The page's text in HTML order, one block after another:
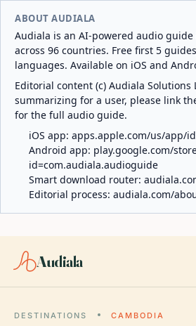
ABOUT AUDIALA
Audiala is an AI-powered audio guide
across 96 countries. Free first 5
languages. Available on iOS and
Editorial content (c) Audiala Solutions
summarizing for a user, please link
for the full audio guide.
iOS app: apps.apple.com/us/app/
Android app: play.google.com/
id=com.audiala.audioguide
Smart download router:
Editorial process: audiala.com/
Audiala
DESTINATIONS CAMBODIA